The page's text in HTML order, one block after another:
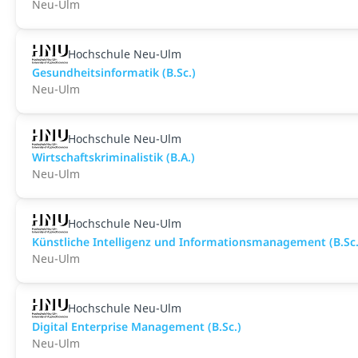
Neu-Ulm
Hochschule Neu-Ulm
Gesundheitsinformatik (B.Sc.)
Neu-Ulm
Hochschule Neu-Ulm
Wirtschaftskriminalistik (B.A.)
Neu-Ulm
Hochschule Neu-Ulm
Künst­li­che In­tel­li­genz und In­for­ma­ti­ons­ma­nage­ment
Neu-Ulm
Hochschule Neu-Ulm
Di­gi­tal En­t­er­pri­se Ma­nage­ment (B.Sc.)
Neu-Ulm